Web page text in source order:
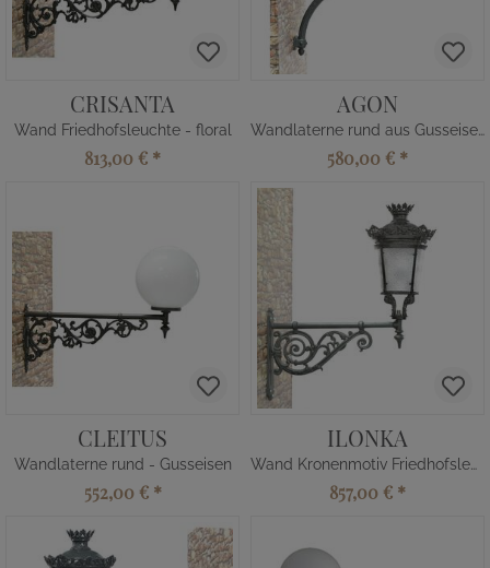
CRISANTA
Wand Friedhofsleuchte - floral
813,00 € *
AGON
Wandlaterne rund aus Gusseisen
580,00 € *
CLEITUS
Wandlaterne rund - Gusseisen
552,00 € *
ILONKA
Wand Kronenmotiv Friedhofsleuchte
857,00 € *